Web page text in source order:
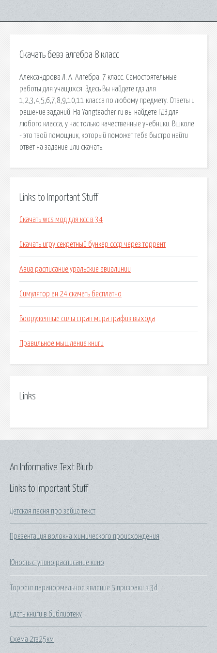
Скачать бевз алгебра 8 класс
Александрова Л. А. Алгебра. 7 класс. Самостоятельные
работы для учащихся. Здесь Вы найдете гдз для
1,2,3,4,5,6,7,8,9,10,11 класса по любому предмету. Ответы и
решение заданий. На Yangteacher.ru вы найдете ГДЗ для
любого класса, у нас только качественные учебники. Вшколе
- это твой помощник, который поможет тебе быстро найти
ответ на задание или скачать.
Links to Important Stuff
Скачать wcs мод для ксс в 34
Скачать игру секретный бункер ссср через торрент
Авиа расписание уральские авиалинии
Симулятор ан 24 скачать бесплатно
Вооруженные силы стран мира график выхода
Правильное мышление книги
Links
Links to Important Stuff
Детская песня про зайца текст
Презентация волокна химического происхождения
Юность ступино расписание кино
Торрент паранормальное явление 5 призраки в 3d
Сдать книги в библиотеку
Схема 2тэ25км
An Informative Text Blurb